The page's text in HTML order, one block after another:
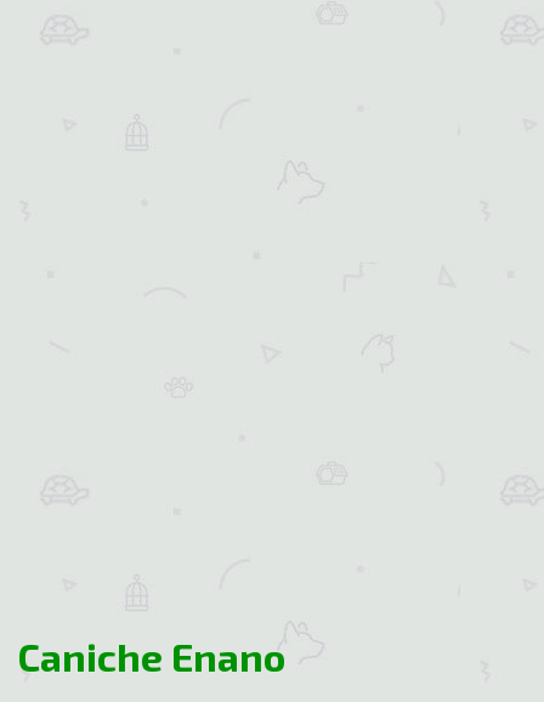
Caniche Enano